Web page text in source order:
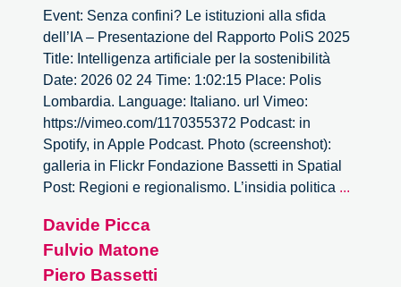
Event: Senza confini? Le istituzioni alla sfida
dell’IA – Presentazione del Rapporto PoliS 2025
Title: Intelligenza artificiale per la sostenibilità
Date: 2026 02 24 Time: 1:02:15 Place: Polis
Lombardia. Language: Italiano. url Vimeo:
https://vimeo.com/1170355372 Podcast: in
Spotify, in Apple Podcast. Photo (screenshot):
galleria in Flickr Fondazione Bassetti in Spatial
Post: Regioni e regionalismo. L’insidia politica ...
Davide Picca
Fulvio Matone
Piero Bassetti